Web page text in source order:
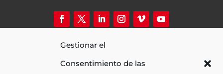
Gestionar el
Consentimiento de las
info@fueradecampofilms.com
08035 Barcelona